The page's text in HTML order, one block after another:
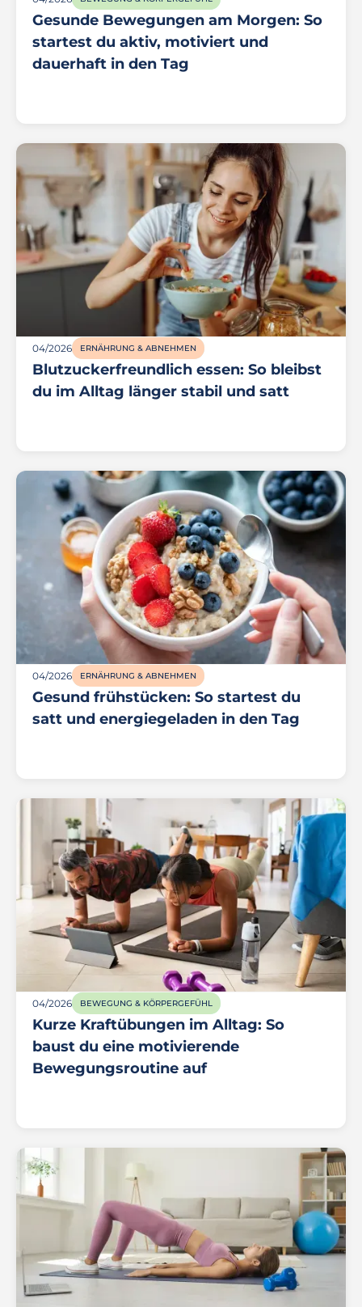
Gesunde Bewegungen am Morgen: So
startest du aktiv, motiviert und
dauerhaft in den Tag
04/2026 ERNÄHRUNG & ABNEHMEN
Blutzuckerfreundlich essen: So bleibst
du im Alltag länger stabil und satt
04/2026 ERNÄHRUNG & ABNEHMEN
Gesund frühstücken: So startest du
satt und energiegeladen in den Tag
04/2026 BEWEGUNG & KÖRPERGEFÜHL
Kurze Kraftübungen im Alltag: So
baust du eine motivierende
Bewegungsroutine auf